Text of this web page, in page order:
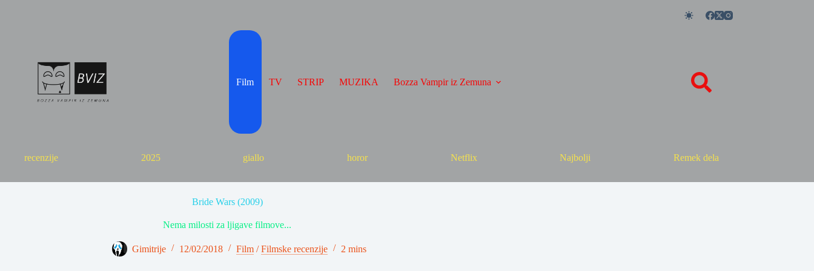
Film TV STRIP MUZIKA Bozza Vampir iz Zemuna
recenzije 2025 giallo horor Netflix Najbolji Remek dela
Bride Wars (2009)
Nema milosti za ljigave filmove...
Gimitrije 12/02/2018 Film /Filmske recenzije 2 mins